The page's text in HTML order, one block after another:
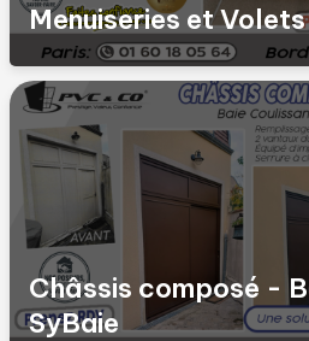
Menuiseries et
Châssis composé -
SyBaie